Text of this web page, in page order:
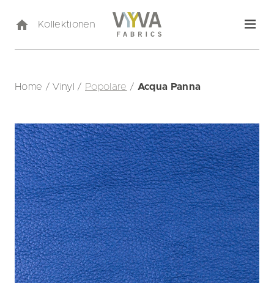
Kollektionen
Home /Vinyl / Popolare / Acqua Panna